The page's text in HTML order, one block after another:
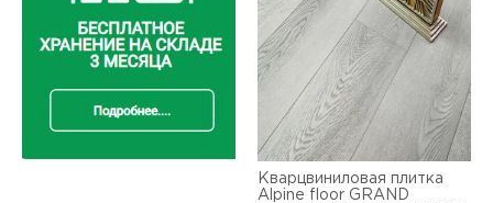
Кварцвиниловая плитка
Alpine floor GRAND